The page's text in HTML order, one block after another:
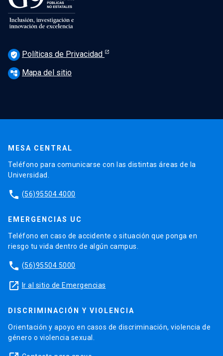
verified_user Políticas de Privacidad
account_tree Mapa del sitio
MESA CENTRAL
Teléfono para comunicarse con las distintas áreas de la
Universidad.
phone (56)95504 4000
EMERGENCIAS UC
Teléfono en caso de accidente o situación que ponga en
riesgo tu vida dentro de algún campus.
phone (56)95504 5000
launch Ir al sitio de Emergencias
DISCRIMINACIÓN Y VIOLENCIA
Orientación y apoyo en casos de discriminación, violencia de
género o violencia sexual.